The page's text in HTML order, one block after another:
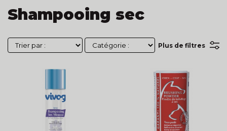
Shampooing sec
Plus de filtres